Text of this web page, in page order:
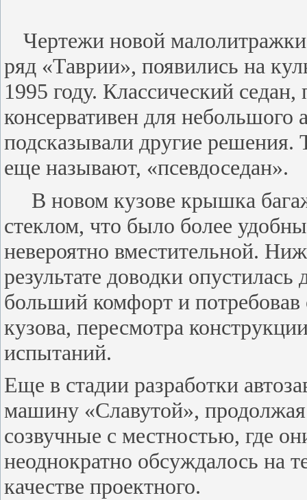
Чертежи новой
ряд «Таврии», появились на
1995 году. Классический
консервативен для небольшого
подсказывали другие решения.
еще называют, «псевдоседан».
В новом кузове крышка
стеклом, что было более
невероятно вместительной.
результате доводки
больший комфорт и
кузова, пересмотра
испытаний.
Еще в стадии разработки
машину «Славутой»,
созвучные с местностью, где
неоднократно обсуждалось на
качестве проектного.